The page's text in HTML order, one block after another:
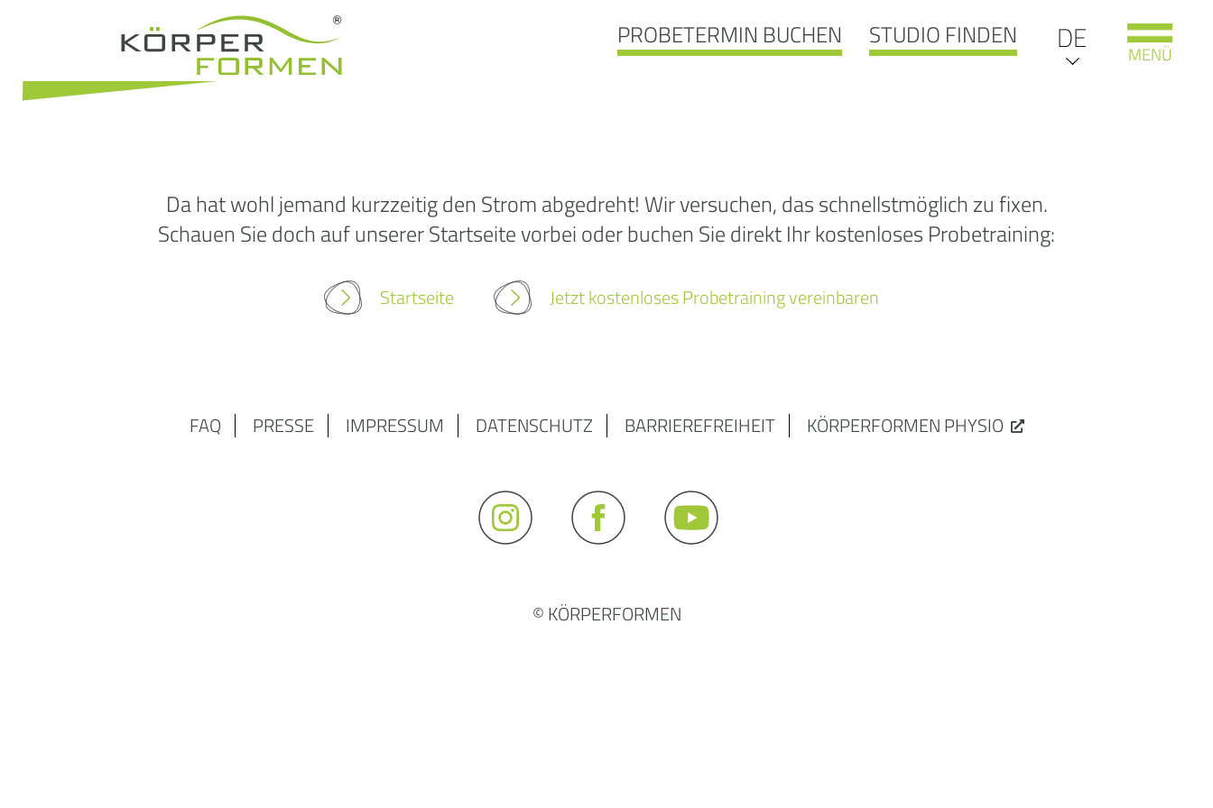
PROBETERMIN BUCHEN STUDIO FINDEN DE
EN
MENÜ
Ooooooooooooooops
404:
Die gesuchte Seite
wurde leider nicht
Da hat wohl jemand kurzzeitig den Strom abgedreht! Wir versuchen, das schnellstmöglich zu fixen.
Schauen Sie doch auf unserer Startseite vorbei oder buchen Sie direkt Ihr kostenloses Probetraining:
Startseite Jetzt kostenloses Probetraining vereinbaren
FAQ PRESSE IMPRESSUM DATENSCHUTZ BARRIEREFREIHEIT KÖRPERFORMEN PHYSIO
© KÖRPERFORMEN